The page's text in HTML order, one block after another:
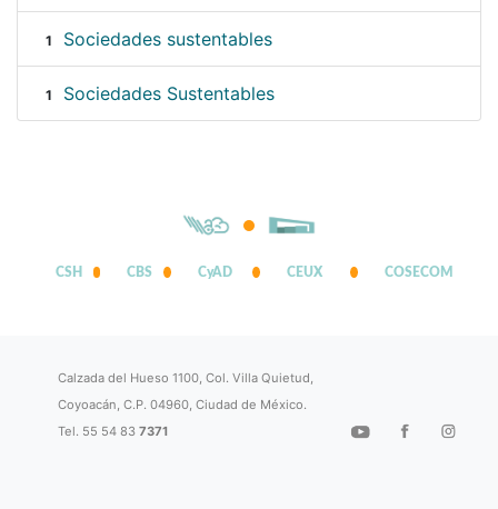
1 Sociedades sustentables
1 Sociedades Sustentables
CSH CBS CyAD CEUX COSECOM
Calzada del Hueso 1100, Col. Villa Quietud,
Coyoacán, C.P. 04960, Ciudad de México.
Tel. 55 54 837371